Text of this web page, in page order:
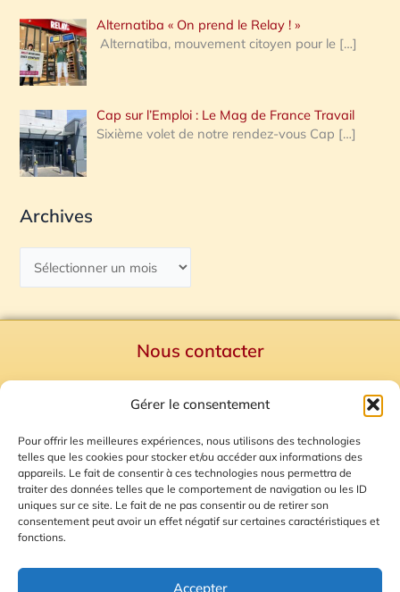
Gérer le consentement
Pour offrir les meilleures expériences, nous utilisons des technologies
telles que les cookies pour stocker et/ou accéder aux informations des
appareils. Le fait de consentir à ces technologies nous permettra de
traiter des données telles que le comportement de navigation ou les ID
uniques sur ce site. Le fait de ne pas consentir ou de retirer son
consentement peut avoir un effet négatif sur certaines caractéristiques et
fonctions.
Accepter
Alternatiba « On prend le Relay ! »
Alternatiba, mouvement citoyen pour le […]
Cap sur l’Emploi : Le Mag de France Travail
Sixième volet de notre rendez-vous Cap […]
Archives
Nous contacter
Mentions Légales
Plan du site
Gestion des Cookies